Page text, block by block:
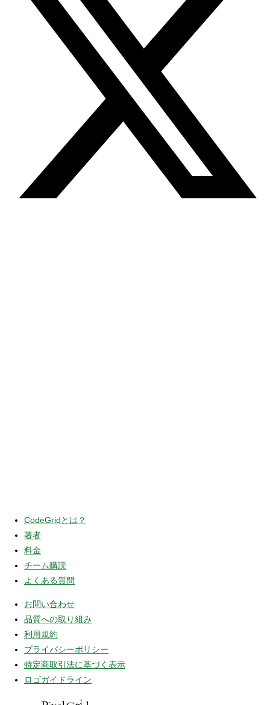
CodeGridとは？
著者
料金
チーム購読
よくある質問
お問い合わせ
品質への取り組み
利用規約
プライバシーポリシー
特定商取引法に基づく表示
ロゴガイドライン